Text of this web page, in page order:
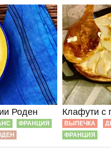
Роден
ФРАНЦИЯ
Клафути с
ВЫПЕЧКА
ФРАНЦИЯ